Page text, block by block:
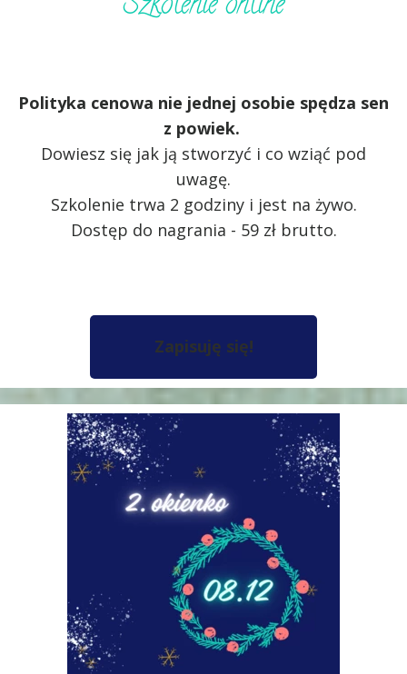
Zapisuję się!
Polityka cenowa nie jednej osobie spędza sen
z powiek.
Dowiesz się jak ją stworzyć i co wziąć pod
uwagę.
Szkolenie trwa 2 godziny i jest na żywo.
Dostęp do nagrania - 59 zł brutto.